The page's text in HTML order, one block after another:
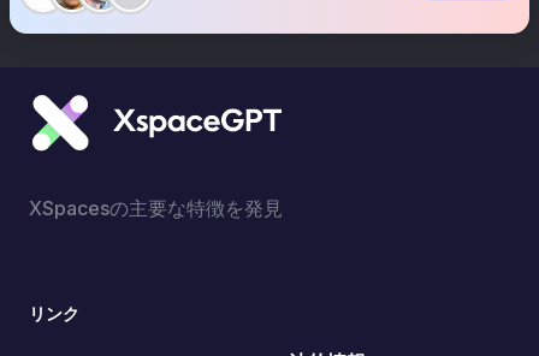
XSpacesの主要な特徴を発見
リンク